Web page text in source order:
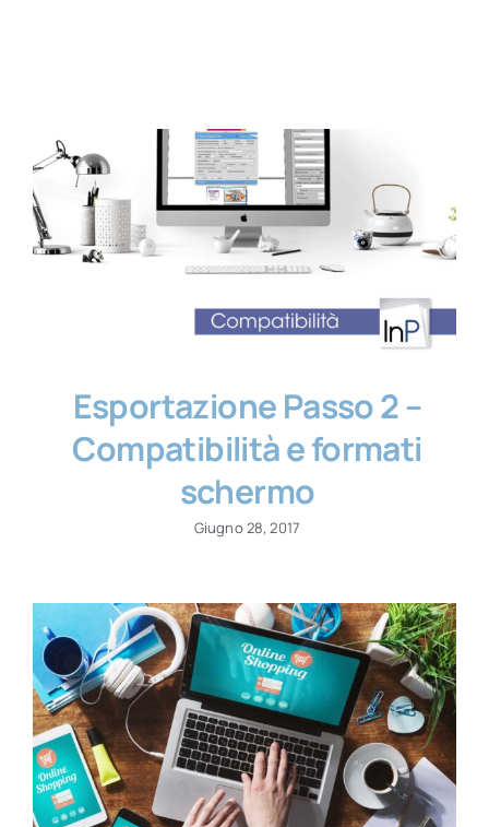
Esportazione Passo 2 –
Compatibilità e formati
schermo
Giugno 28, 2017